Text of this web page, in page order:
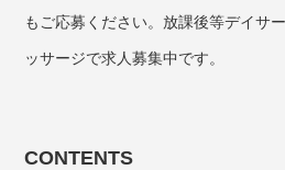
もご応募ください。放課後等デイサ
ッサージで求人募集中です。
CONTENTS